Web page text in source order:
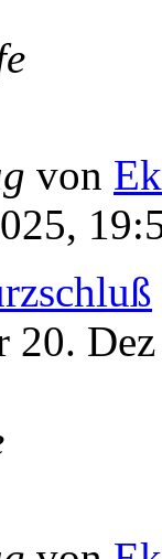
von
20.